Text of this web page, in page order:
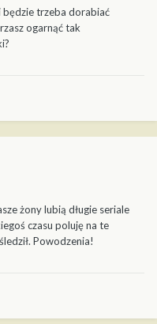
będzie trzeba dorabiać
ogarnąć tak
żony lubią długie seriale
czasu poluję na te
Powodzenia!